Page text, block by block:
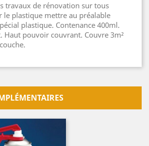
travaux de rénovation sur tous
le plastique mettre au préalable
plastique. Contenance 400ml.
Haut pouvoir couvrant. Couvre 3m²